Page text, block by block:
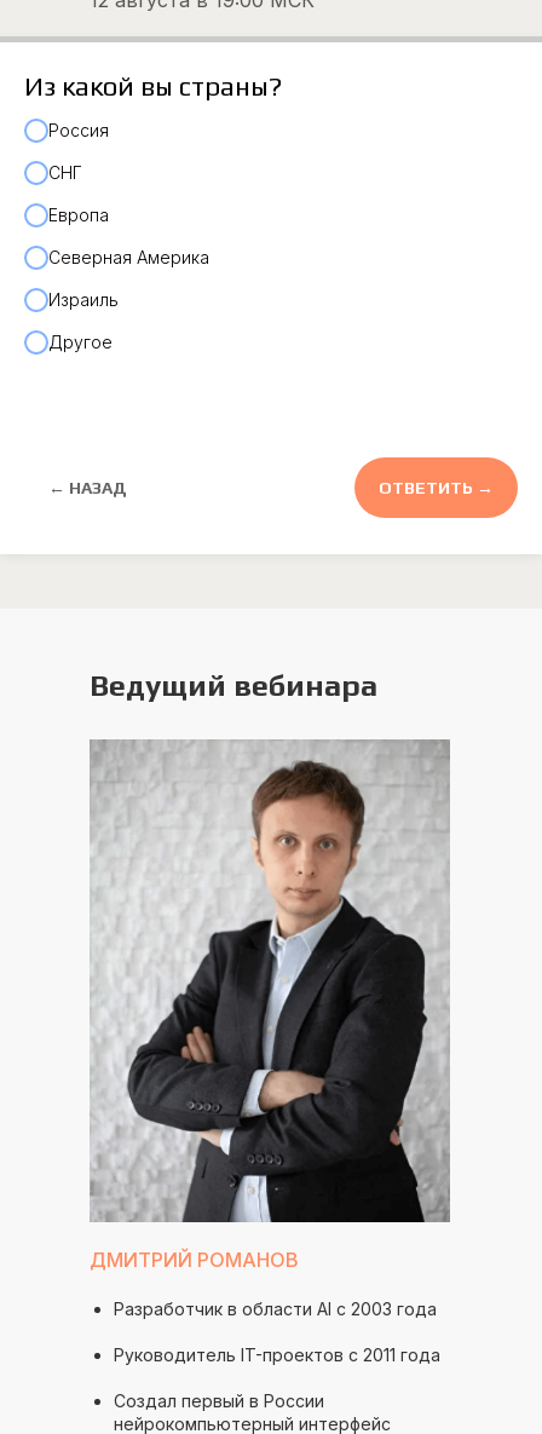
Из какой вы страны?
Россия
СНГ
Европа
Северная Америка
Израиль
Другое
← НАЗАД ОТВЕТИТЬ →
ДМИТРИЙ РОМАНОВ
Разработчик в области AI с 2003 года
Руководитель IT-проектов с 2011 года
Создал первый в России
нейрокомпьютерный интерфейс
Ведущий вебинара